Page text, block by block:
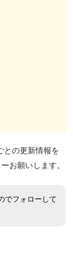
との更新情報を
お願いします。
でフォローして